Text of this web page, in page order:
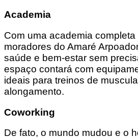
Academia
Com uma academia
moradores do Amaré
saúde e bem-estar sem
espaço contará com
ideais para treinos de
alongamento.
Coworking
De fato, o mundo mudou e o